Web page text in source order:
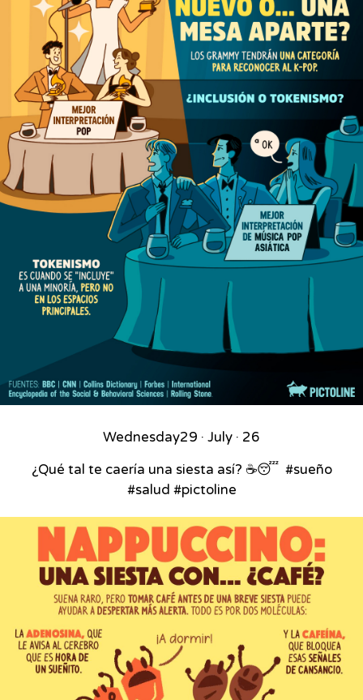
Wednesday29 · July · 26
¿Qué tal te caería una siesta así? ☕😴⁣ ⁣ #sueño
#salud #pictoline